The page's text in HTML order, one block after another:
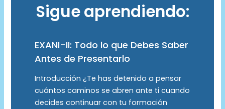
Sigue aprendiendo:
EXANI-II: Todo lo que Debes Saber
Antes de Presentarlo
Introducción ¿Te has detenido a pensar
cuántos caminos se abren ante ti cuando
decides continuar con tu formación